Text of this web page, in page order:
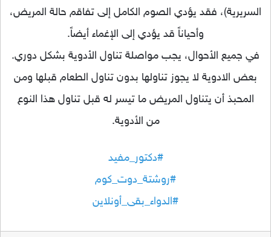
السريرية)، فقد يؤدي الصوم الكامل إلى تفاقم حالة المريض،
وأحياناً قد يؤدي إلى الإغماء أيضاً.
في جميع الأحوال، يجب مواصلة تناول الأدوية بشكل دوري.
بعض الادوية لا يجوز تناولها بدون تناول الطعام قبلها ومن
المحبذ أن يتناول المريض ما تيسر له قبل تناول هذا النوع
من الأدوية.
#دكتور_مفيد
#روشتة_دوت_كوم
#الدواء_بقى_أونلاين